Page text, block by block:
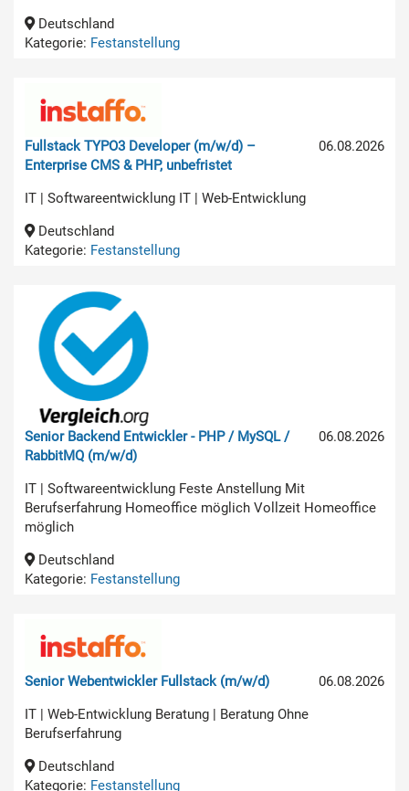
Deutschland
Kategorie: Festanstellung
06.08.2026
Fullstack TYPO3 Developer (m/w/d) –
Enterprise CMS & PHP, unbefristet
IT | Softwareentwicklung IT | Web-Entwicklung
Deutschland
Kategorie: Festanstellung
06.08.2026
Senior Backend Entwickler - PHP / MySQL /
RabbitMQ (m/w/d)
IT | Softwareentwicklung Feste Anstellung Mit
Berufserfahrung Homeoffice möglich Vollzeit Homeoffice
möglich
Deutschland
Kategorie: Festanstellung
06.08.2026
Senior Webentwickler Fullstack (m/w/d)
IT | Web-Entwicklung Beratung | Beratung Ohne
Berufserfahrung
Deutschland
Kategorie: Festanstellung